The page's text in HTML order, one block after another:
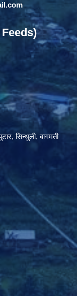
सिन्धुली, बागमती